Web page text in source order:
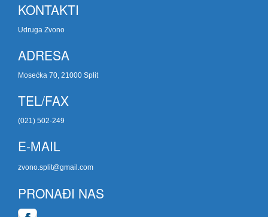
KONTAKTI
Udruga Zvono
ADRESA
Mosećka 70, 21000 Split
TEL/FAX
(021) 502-249
E-MAIL
zvono.split@gmail.com
PRONAĐI NAS